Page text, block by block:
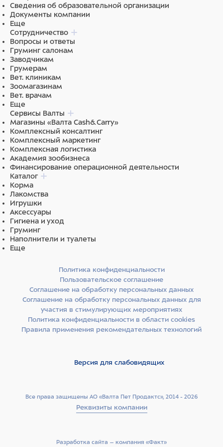
Материал каркаса: сталь с полимерно-
порошковым покрытием.
Цвет каркаса: белый.
Материал столешницы: нержавеющая сталь.
Размеры столешницы (с рейлингами): 1290х700
мм.
Регулировка наклона секций: 0-50 гр.
Регулировка высоты: 700-1030 мм.
Максимальная нагрузка: 80 кг.
Важно: Стол поставляется на опорах, может быть
дооснащен комплектом колес (приобретается
отдельно).
Обработка и дезинфекция поверхностей:
НЕ ДОПУСКАЕТСЯ уборка покрытия из нержавеющей
стали, полипропилена, оргстекла, пластика, кожзама и
ПВХ абразивными и хлорсодержащими средствами.
Данные средства могут вызвать коррозию металла и
повреждение поверхностей.
РЕКОМЕНДУЕМ использовать: Лайна, Мелисептол, а также
кислородактивные дезинфектанты.
Сведения об образовательной организации
Документы компании
Еще
Сотрудничество
Вопросы и ответы
Груминг салонам
Заводчикам
Грумерам
Вет. клиникам
Зоомагазинам
Вет. врачам
Еще
Сервисы Валты
Магазины «Валта Cash&Carry»
Комплексный консалтинг
Комплексный маркетинг
Комплексная логистика
Академия зообизнеса
Финансирование операционной деятельности
Каталог
Корма
Лакомства
Игрушки
Аксессуары
Гигиена и уход
Груминг
Наполнители и туалеты
Еще
Все права защищены АО «Валта Пет Продактс», 2014 - 2026
Реквизиты компании
Политика конфиденциальности
Пользовательское соглашение
Соглашение на обработку персональных данных
Соглашение на обработку персональных данных для
участия в стимулирующих мероприятиях
Политика конфиденциальности в области cookies
Правила применения рекомендательных технологий
Версия для слабовидящих
Разработка сайта –­ компания «Факт»